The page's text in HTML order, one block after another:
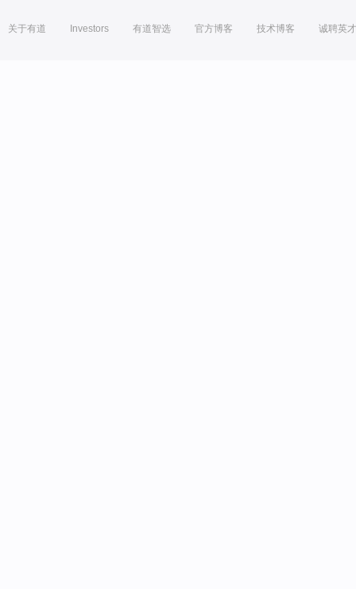
关于有道 Investors 有道智选 官方博客 技术博客 诚聘英才